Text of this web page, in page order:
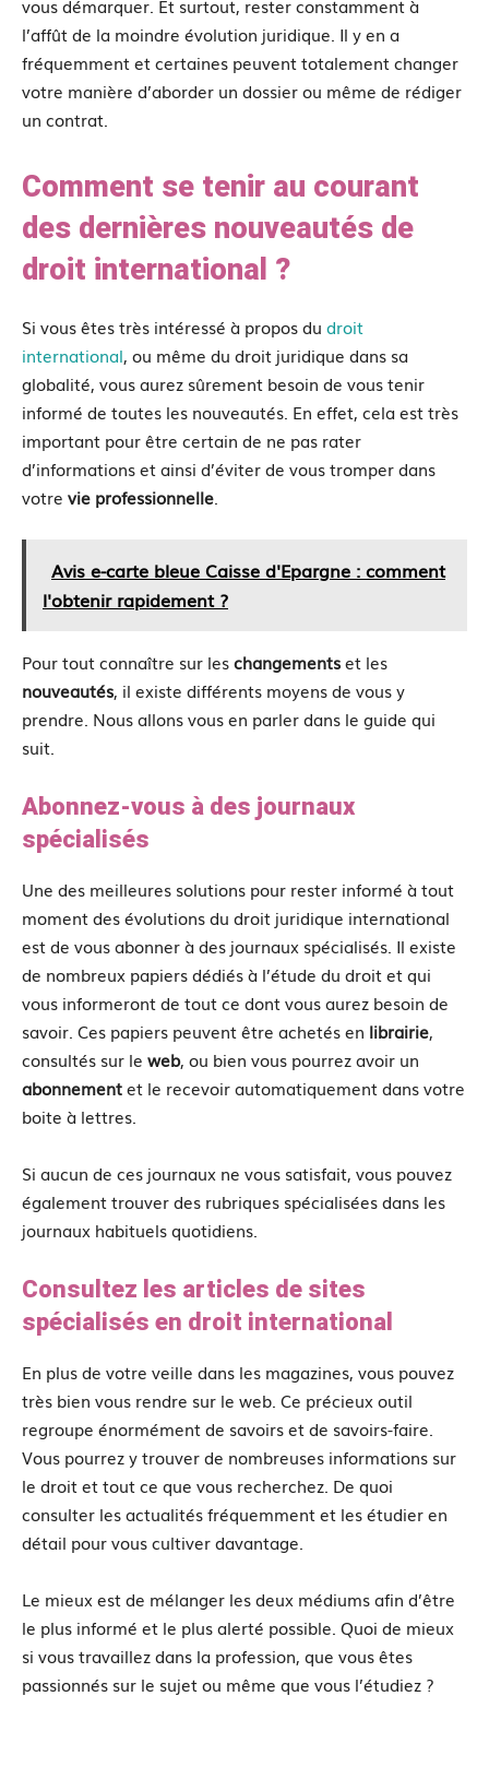
vous démarquer. Et surtout, rester constamment à
l’affût de la moindre évolution juridique. Il y en a
fréquemment et certaines peuvent totalement changer
votre manière d’aborder un dossier ou même de rédiger
un contrat.
Comment se tenir au courant
des dernières nouveautés de
droit international ?
Si vous êtes très intéressé à propos du droit
international, ou même du droit juridique dans sa
globalité, vous aurez sûrement besoin de vous tenir
informé de toutes les nouveautés. En effet, cela est très
important pour être certain de ne pas rater
d’informations et ainsi d’éviter de vous tromper dans
votre vie professionnelle.
Avis e-carte bleue Caisse d'Epargne : comment
l'obtenir rapidement ?
Pour tout connaître sur leschangementset les
nouveautés, il existe différents moyens de vous y
prendre. Nous allons vous en parler dans le guide qui
suit.
Abonnez-vous à des journaux
spécialisés
Une des meilleures solutions pour rester informé à tout
moment des évolutions du droit juridique international
est de vous abonner à des journaux spécialisés. Il existe
de nombreux papiers dédiés à l’étude du droit et qui
vous informeront de tout ce dont vous aurez besoin de
savoir. Ces papiers peuvent être achetés en librairie,
consultés sur le web, ou bien vous pourrez avoir un
abonnementet le recevoir automatiquement dans votre
boite à lettres.
Si aucun de ces journaux ne vous satisfait, vous pouvez
également trouver des rubriques spécialisées dans les
journaux habituels quotidiens.
Consultez les articles de sites
spécialisés en droit international
En plus de votre veille dans les magazines, vous pouvez
très bien vous rendre sur le web. Ce précieux outil
regroupe énormément de savoirs et de savoirs-faire.
Vous pourrez y trouver de nombreuses informations sur
le droit et tout ce que vous recherchez. De quoi
consulter les actualités fréquemment et les étudier en
détail pour vous cultiver davantage.
Le mieux est de mélanger les deux médiums afin d’être
le plus informé et le plus alerté possible. Quoi de mieux
si vous travaillez dans la profession, que vous êtes
passionnés sur le sujet ou même que vous l’étudiez ?